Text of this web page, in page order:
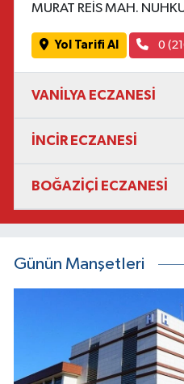
MURAT REİS MAH.
Yol Tarifi Al 0
VANİLYA ECZANESİ
İNCİR ECZANESİ
BOĞAZİÇİ ECZANESİ
Günün Manşetleri